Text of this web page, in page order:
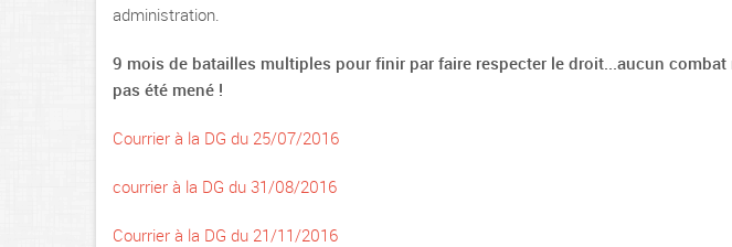
administration.
9 mois de batailles multiples pour finir par faire respecter le droit...aucun combat
pas été mené !
Courrier à la DG du 25/07/2016
courrier à la DG du 31/08/2016
Courrier à la DG du 21/11/2016